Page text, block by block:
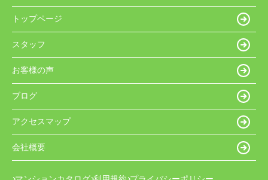
トップページ
スタッフ
お客様の声
ブログ
アクセスマップ
会社概要